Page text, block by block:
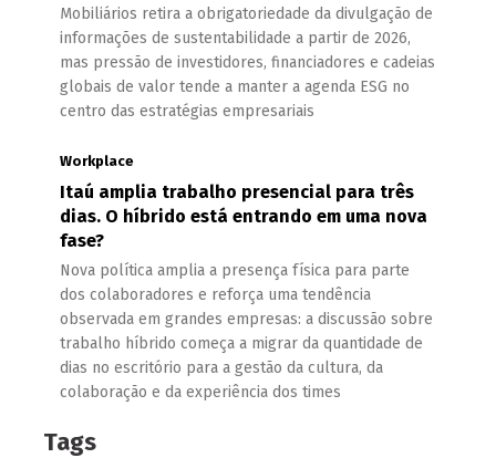
Mobiliários retira a obrigatoriedade da divulgação de
informações de sustentabilidade a partir de 2026,
mas pressão de investidores, financiadores e cadeias
globais de valor tende a manter a agenda ESG no
centro das estratégias empresariais
Workplace
Itaú amplia trabalho presencial para três
dias. O híbrido está entrando em uma nova
fase?
Nova política amplia a presença física para parte
dos colaboradores e reforça uma tendência
observada em grandes empresas: a discussão sobre
trabalho híbrido começa a migrar da quantidade de
dias no escritório para a gestão da cultura, da
colaboração e da experiência dos times
Tags